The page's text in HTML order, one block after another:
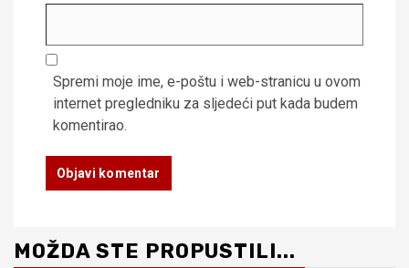
Spremi moje ime, e-poštu i web-stranicu u ovom
internet pregledniku za sljedeći put kada budem
komentirao.
MOŽDA STE PROPUSTILI...